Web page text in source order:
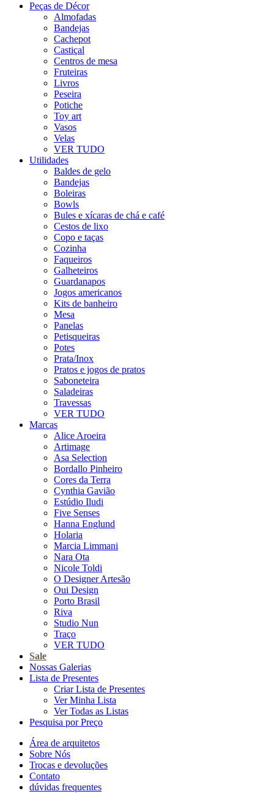
Peças de Décor
Almofadas
Bandejas
Cachepot
Castiçal
Centros de mesa
Fruteiras
Livros
Peseira
Potiche
Toy art
Vasos
Velas
VER TUDO
Utilidades
Baldes de gelo
Bandejas
Boleiras
Bowls
Bules e xícaras de chá e café
Cestos de lixo
Copo e taças
Cozinha
Faqueiros
Galheteiros
Guardanapos
Jogos americanos
Kits de banheiro
Mesa
Panelas
Petisqueiras
Potes
Prata/Inox
Pratos e jogos de pratos
Saboneteira
Saladeiras
Travessas
VER TUDO
Marcas
Alice Aroeira
Artimage
Asa Selection
Bordallo Pinheiro
Cores da Terra
Cynthia Gavião
Estúdio Iludi
Five Senses
Hanna Englund
Holaria
Marcia Limmani
Nara Ota
Nicole Toldi
O Designer Artesão
Oui Design
Porto Brasil
Riva
Studio Nun
Traço
VER TUDO
Sale
Nossas Galerias
Lista de Presentes
Criar Lista de Presentes
Ver Minha Lista
Ver Todas as Listas
Pesquisa por Preço
Área de arquitetos
Sobre Nós
Trocas e devoluções
Contato
dúvidas frequentes